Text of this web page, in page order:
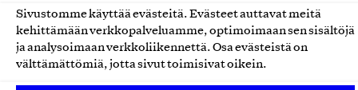
Sivustomme käyttää evästeitä. Evästeet auttavat meitä
kehittämään verkkopalveluamme, optimoimaan sen sisältöjä
ja analysoimaan verkkoliikennettä. Osa evästeistä on
välttämättömiä, jotta sivut toimisivat oikein.